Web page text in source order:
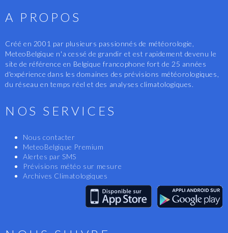
A PROPOS
Créé en 2001 par plusieurs passionnés de météorologie,
MeteoBelgique n'a cessé de grandir et est rapidement devenu le
site de référence en Belgique francophone fort de 25 années
d'expérience dans les domaines des prévisions météorologiques,
du réseau en temps réel et des analyses climatologiques.
NOS SERVICES
Nous contacter
MeteoBelgique Premium
Alertes par SMS
Prévisions météo sur mesure
Archives Climatologiques